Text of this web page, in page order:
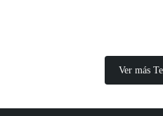
Ver más